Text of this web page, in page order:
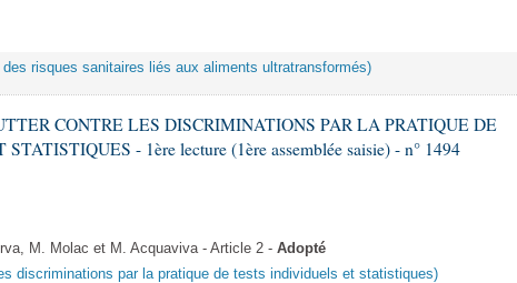
risques sanitaires liés aux aliments ultratransformés)
CONTRE LES DISCRIMINATIONS PAR LA PRATIQUE DE
- 1ère lecture (1ère assemblée saisie) - n° 1494
M. Molac et M. Acquaviva - Article 2 - Adopté
discriminations par la pratique de tests individuels et statistiques)